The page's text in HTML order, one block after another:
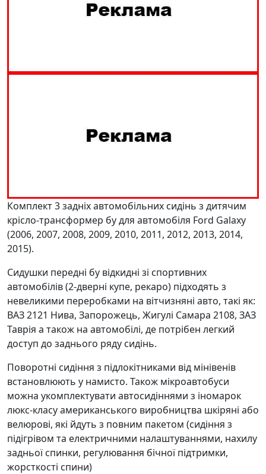
Комплект 3 задніх автомобільних сидінь з дитячим
крісло-трансформер бу для автомобіля Ford Galaxy
(2006, 2007, 2008, 2009, 2010, 2011, 2012, 2013, 2014,
2015).
Сидушки передні бу відкидні зі спортивних
автомобілів (2-дверні купе, рекаро) підходять з
невеликими переробками на вітчизняні авто, такі як:
ВАЗ 2121 Нива, Запорожець, Жигулі Самара 2108, ЗАЗ
Таврія а також на автомобілі, де потрібен легкий
доступ до заднього ряду сидінь.
Поворотні сидіння з підлокітниками від мінівенів
встановлюють у намисто. Також мікроавтобуси
можна укомплектувати автосидіннями з іномарок
люкс-класу американського виробництва шкіряні або
велюрові, які йдуть з повним пакетом (сидіння з
підігрівом та електричними налаштуваннями, нахилу
задньої спинки, регулювання бічної підтримки,
жорсткості спини)